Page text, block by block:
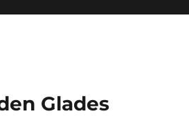
Glades